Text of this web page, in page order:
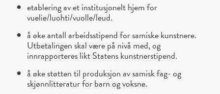
etablering av et institusjonelt hjem for
vuelie/luohti/vuolle/leud.
å øke antall arbeidsstipend for samiske kunstnere.
Utbetalingen skal være på nivå med, og
innrapporteres likt Statens kunstnerstipend.
å øke støtten til produksjon av samisk fag- og
skjønnlitteratur for barn og voksne.